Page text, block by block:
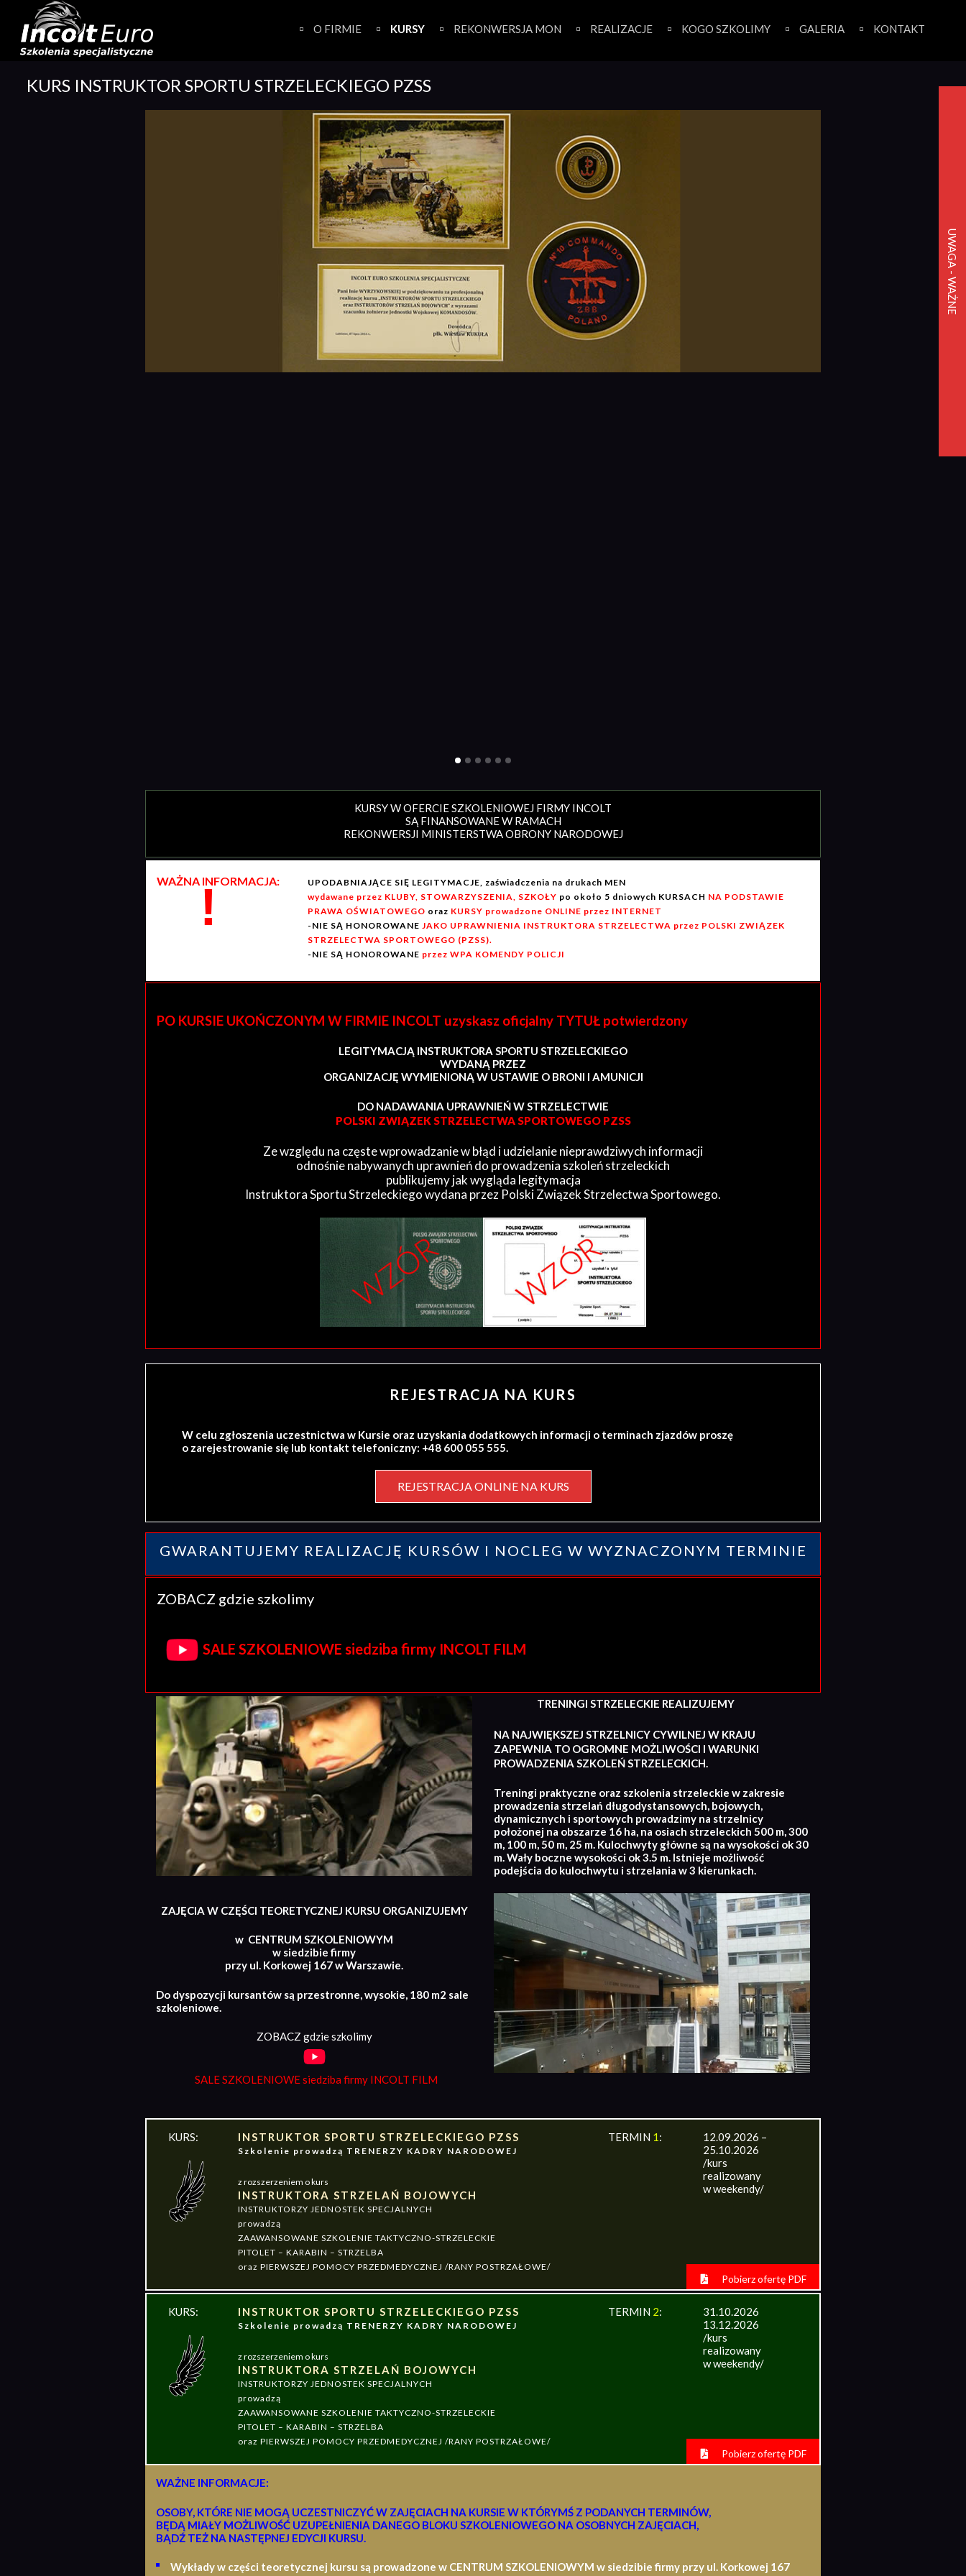
content
O FIRMIE KURSY REKONWERSJA MON REALIZACJE KOGO SZKOLIMY GALERIA KONTAKT
KURS INSTRUKTOR SPORTU STRZELECKIEGO PZSS
KURSY W OFERCIE SZKOLENIOWEJ FIRMY INCOLT
SĄ FINANSOWANE W RAMACH
REKONWERSJI MINISTERSTWA OBRONY NARODOWEJ
WAŻNA INFORMACJA:
!
UPODABNIAJĄCE SIĘ LEGITYMACJE, zaświadczenia na drukach MEN
wydawane przez KLUBY, STOWARZYSZENIA, SZKOŁY po około 5 dniowych KURSACH NA PODSTAWIE
PRAWA OŚWIATOWEGO oraz KURSY prowadzone ONLINE przez INTERNET
-NIE SĄ HONOROWANE JAKO UPRAWNIENIA INSTRUKTORA STRZELECTWA przez POLSKI ZWIĄZEK
STRZELECTWA SPORTOWEGO (PZSS).
-NIE SĄ HONOROWANE przez WPA KOMENDY POLICJI
PO KURSIE UKOŃCZONYM W FIRMIE INCOLT uzyskasz oficjalny TYTUŁ potwierdzony
LEGITYMACJĄ INSTRUKTORA SPORTU STRZELECKIEGO
WYDANĄ PRZEZ
ORGANIZACJĘ WYMIENIONĄ W USTAWIE O BRONI I AMUNICJI
DO NADAWANIA UPRAWNIEŃ W STRZELECTWIE
POLSKI ZWIĄZEK STRZELECTWA SPORTOWEGO PZSS
Ze względu na częste wprowadzanie w błąd i udzielanie nieprawdziwych informacji
odnośnie nabywanych uprawnień do prowadzenia szkoleń strzeleckich
publikujemy jak wygląda legitymacja
Instruktora Sportu Strzeleckiego wydana przez Polski Związek Strzelectwa Sportowego.
REJESTRACJA NA KURS
W celu zgłoszenia uczestnictwa w Kursie oraz uzyskania dodatkowych informacji o terminach zjazdów proszę
o zarejestrowanie się lub kontakt telefoniczny: +48 600 055 555.
REJESTRACJA ONLINE NA KURS
GWARANTUJEMY REALIZACJĘ KURSÓW I NOCLEG W WYZNACZONYM TERMINIE
ZOBACZ gdzie szkolimy
SALE SZKOLENIOWE siedziba firmy INCOLT FILM
TRENINGI STRZELECKIE REALIZUJEMY
NA NAJWIĘKSZEJ STRZELNICY CYWILNEJ W KRAJU
ZAPEWNIA TO OGROMNE MOŻLIWOŚCI I WARUNKI
PROWADZENIA SZKOLEŃ STRZELECKICH.
Treningi praktyczne oraz szkolenia strzeleckie w zakresie
prowadzenia strzelań długodystansowych, bojowych,
dynamicznych i sportowych prowadzimy na strzelnicy
położonej na obszarze 16 ha, na osiach strzeleckich 500 m, 300
m, 100 m, 50 m, 25 m. Kulochwyty główne są na wysokości ok 30
m. Wały boczne wysokości ok 3.5 m. Istnieje możliwość
podejścia do kulochwytu i strzelania w 3 kierunkach.
ZAJĘCIA W CZĘŚCI TEORETYCZNEJ KURSU ORGANIZUJEMY
w CENTRUM SZKOLENIOWYM
w siedzibie firmy
przy ul. Korkowej 167 w Warszawie.
Do dyspozycji kursantów są przestronne, wysokie, 180 m2 sale
szkoleniowe.
ZOBACZ gdzie szkolimy
SALE SZKOLENIOWE siedziba firmy INCOLT FILM
KURS: INSTRUKTOR SPORTU STRZELECKIEGO PZSS
Szkolenie prowadzą TRENERZY KADRY NARODOWEJ
z rozszerzeniem o kurs
INSTRUKTORA STRZELAŃ BOJOWYCH
INSTRUKTORZY JEDNOSTEK SPECJALNYCH
prowadzą
ZAAWANSOWANE SZKOLENIE TAKTYCZNO-STRZELECKIE
PITOLET – KARABIN – STRZELBA
oraz PIERWSZEJ POMOCY PRZEDMEDYCZNEJ /RANY POSTRZAŁOWE/
TERMIN 1:
12.09.2026 –
25.10.2026
/kurs
realizowany
w weekendy/
Pobierz ofertę PDF
KURS: INSTRUKTOR SPORTU STRZELECKIEGO PZSS
Szkolenie prowadzą TRENERZY KADRY NARODOWEJ
z rozszerzeniem o kurs
INSTRUKTORA STRZELAŃ BOJOWYCH
INSTRUKTORZY JEDNOSTEK SPECJALNYCH
prowadzą
ZAAWANSOWANE SZKOLENIE TAKTYCZNO-STRZELECKIE
PITOLET – KARABIN – STRZELBA
oraz PIERWSZEJ POMOCY PRZEDMEDYCZNEJ /RANY POSTRZAŁOWE/
TERMIN 2:
31.10.2026
13.12.2026
/kurs
realizowany
w weekendy/
Pobierz ofertę PDF
WAŻNE INFORMACJE:
OSOBY, KTÓRE NIE MOGĄ UCZESTNICZYĆ W ZAJĘCIACH NA KURSIE W KTÓRYMŚ Z PODANYCH TERMINÓW,
BĘDĄ MIAŁY MOŻLIWOŚĆ UZUPEŁNIENIA DANEGO BLOKU SZKOLENIOWEGO NA OSOBNYCH ZAJĘCIACH,
BĄDŹ TEŻ NA NASTĘPNEJ EDYCJI KURSU.
Wykłady w części teoretycznej kursu są prowadzone w CENTRUM SZKOLENIOWYM w siedzibie firmy przy ul. Korkowej 167
UWAGA - WAŻNE